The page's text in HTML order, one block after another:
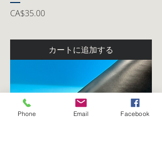
価格
CA$35.00
カートに追加する
Phone Email Facebook